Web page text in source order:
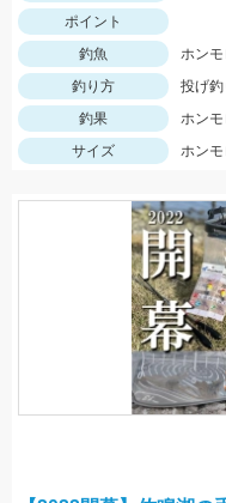
ポイント
釣魚
ホン
釣り方
投げ釣
釣果
ホン
サイズ
ホン